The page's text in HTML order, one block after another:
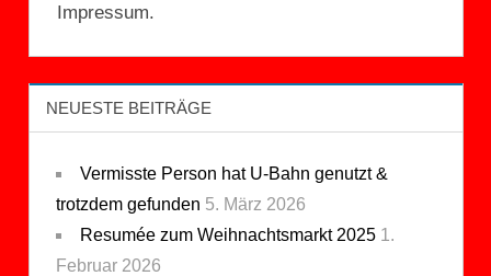
Impressum.
NEUESTE BEITRÄGE
Vermisste Person hat U-Bahn genutzt &
trotzdem gefunden 5. März 2026
Resumée zum Weihnachtsmarkt 2025 1.
Februar 2026